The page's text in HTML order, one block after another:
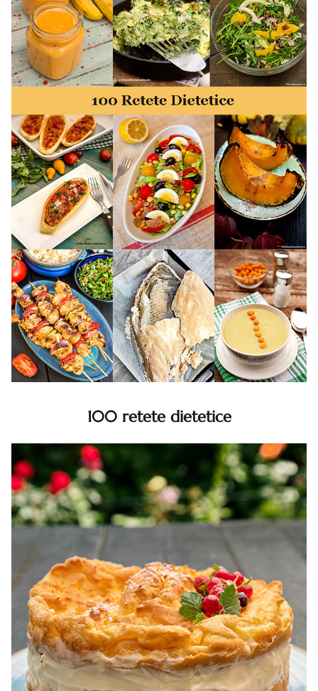
100 retete dietetice
dietetice. Idei retete dietetice. 100 Retete mancare
pentru dieta.